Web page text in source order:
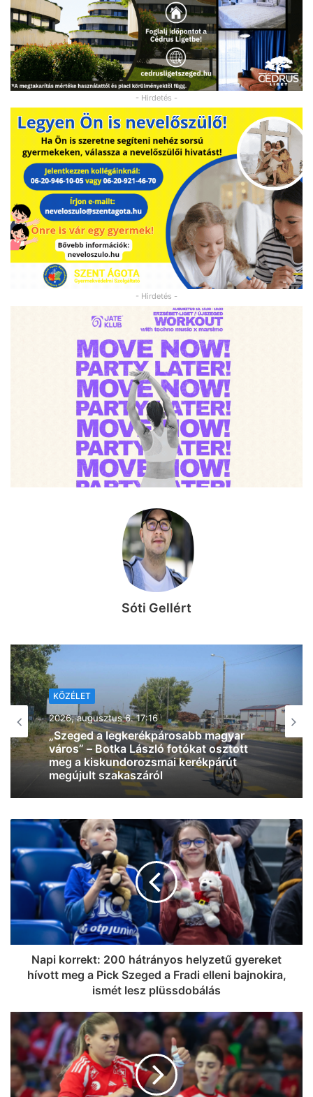
- Hirdetés -
- Hirdetés -
Sóti Gellért
KÖZÉLET
2026, augusztus 6. 12:28
Kiderült, mikor választ új köztársasági
elnököt az Országgyűlés
Napi korrekt: 200 hátrányos helyzetű gyereket
hívott meg a Pick Szeged a Fradi elleni bajnokira,
ismét lesz plüssdobálás